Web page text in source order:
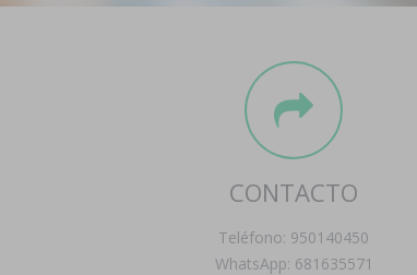
CONTACTO
Teléfono: 950140450
WhatsApp: 681635571